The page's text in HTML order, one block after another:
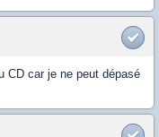
CD car je ne peut dépasé